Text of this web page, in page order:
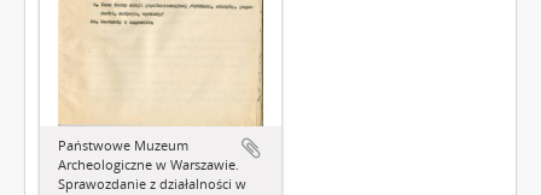
Państwowe Muzeum
Archeologiczne w Warszawie.
Sprawozdanie z działalności w